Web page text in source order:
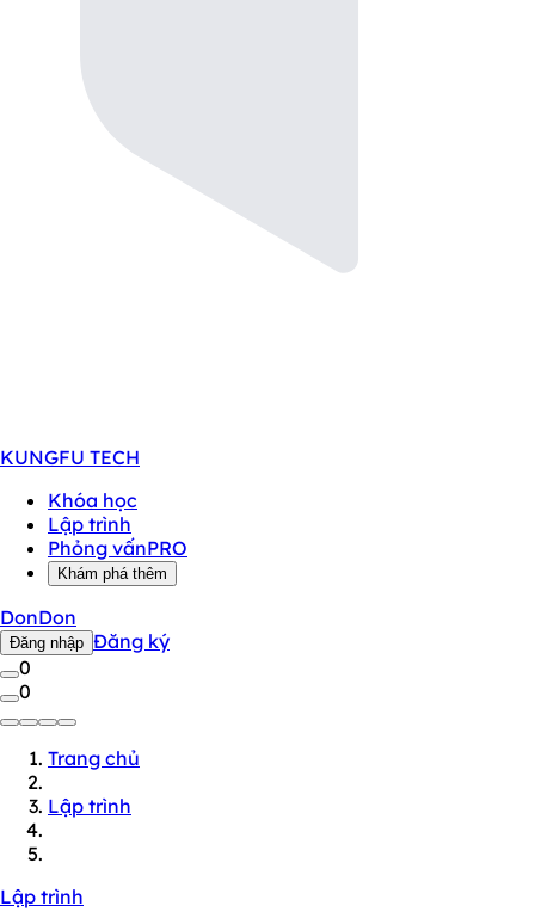
KUNGFU TECH
Khóa học
Lập trình
Phỏng vấnPRO
Khám phá thêm
DonDon
Đăng nhập Đăng ký
0
0
Trang chủ
Lập trình
Lập trình